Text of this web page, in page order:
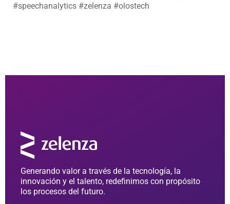
#speechanalytics #zelenza #olostech
Generando valor a través de la tecnología, la
innovación y el talento, redefinimos con propósito
los procesos del futuro.